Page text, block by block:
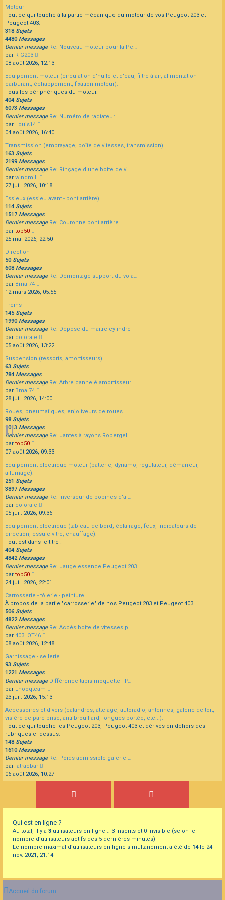
Moteur
Tout ce qui touche à la partie mécanique du moteur de vos Peugeot 203 et
Peugeot 403.
318 Sujets
4480Messages
Dernier message Re: Nouveau moteur pour la Pe…
par R-G203
le
message
08 août 2026, 12:13
Equipement moteur (circulation d'huile et d'eau, filtre à air, alimentation
carburant, échappement, fixation moteur).
Tous les périphériques du moteur.
404 Sujets
6073 Messages
Dernier message Re: Numéro de radiateur
par Louis14
le
message
04 août 2026, 16:40
Transmission (embrayage, boîte de vitesses, transmission).
163 Sujets
2199 Messages
Dernier message Re: Rinçage d'une boîte de vi…
par windmill
le
message
27 juil. 2026, 10:18
Essieux (essieu avant - pont arrière).
114 Sujets
1517 Messages
Dernier message Re: Couronne pont arrière
par top50
le
25 mai 2026, 22:50
Direction
50 Sujets
608 Messages
Dernier message Re: Démontage support du vola…
par Bmal74
le
12 mars 2026, 05:55
Freins
145 Sujets
1990Messages
Dernier message Re: Dépose du maître-cylindre
par colorale
le
message
05 août 2026, 13:22
Suspension (ressorts, amortisseurs).
63 Sujets
784 Messages
Dernier message Re: Arbre cannelé amortisseur…
par Bmal74
le
message
28 juil. 2026, 14:00
Roues, pneumatiques, enjoliveurs de roues.
98 Sujets
1013 Messages
Dernier message Re: Jantes à rayons Robergel
par top50
le
message
07 août 2026, 09:33
Equipement électrique moteur (batterie, dynamo, régulateur, démarreur,
allumage).
251 Sujets
3897 Messages
Dernier message Re: Inverseur de bobines d'al…
par colorale
le
message
05 juil. 2026, 09:36
Equipement électrique (tableau de bord, éclairage, feux, indicateurs de
direction, essuie-vitre, chauffage).
Tout est dans le titre !
404 Sujets
4842Messages
Dernier message Re: Jauge essence Peugeot 203
par top50
le
message
24 juil. 2026, 22:01
Carrosserie - tôlerie - peinture.
À propos de la partie "carrosserie" de nos Peugeot 203 et Peugeot 403.
506 Sujets
4822Messages
Dernier message Re: Accès boîte de vitesses p…
par 403LOT46
le
message
08 août 2026, 12:48
Garnissage - sellerie.
93 Sujets
1221 Messages
Dernier message Différence tapis-moquette - P…
par Lhooqteam
le
message
23 juil. 2026, 15:13
Accessoires et divers (calandres, attelage, autoradio, antennes, galerie de toit,
visière de pare-brise, anti-brouillard, longues-portée, etc...).
Tout ce qui touche les Peugeot 203, Peugeot 403 et dérivés en dehors des
rubriques ci-dessus.
148 Sujets
1610Messages
Dernier message Re: Poids admissible galerie …
par latracbar
le
dernier
06 août 2026, 10:27
Qui est en ligne ?
Au total, il y a 3 utilisateurs en ligne :: 3 inscrits et 0 invisible (selon le
nombre d’utilisateurs actifs des 5 dernières minutes)
Le nombre maximal d’utilisateurs en ligne simultanément a été de 14le 24
nov. 2021, 21:14
Accueil du forum